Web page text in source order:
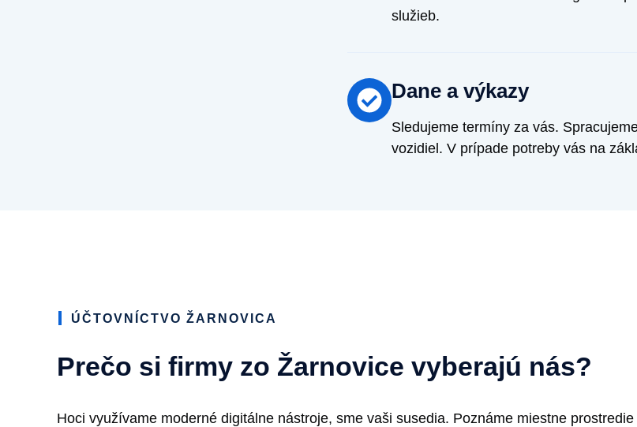
služieb.
Dane a výkazy
Sledujeme termíny za vás.
vozidiel. V prípade potreby vás na
ÚČTOVNÍCTVO ŽARNOVICA
Prečo si firmy zo Žarnovice vyberajú nás?
Hoci využívame moderné digitálne nástroje, sme vaši susedia. Poznáme miestne